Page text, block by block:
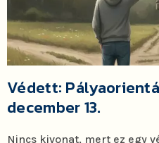
Védett:
december 13.
Nincs kivonat, mert ez egy